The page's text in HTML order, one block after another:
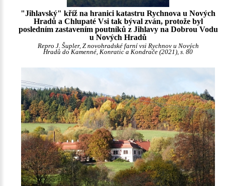
"Jihlavský" kříž na hranici katastru Rychnova u Nových
Hradů a Chlupaté Vsi tak býval zván, protože byl
posledním zastavením poutníků z Jihlavy na Dobrou Vodu
u Nových Hradů
Repro J. Šupler, Z novohradské farní vsi Rychnov u Nových
Hradů do Kamenné, Konratic a Kondrače (2021), s. 80